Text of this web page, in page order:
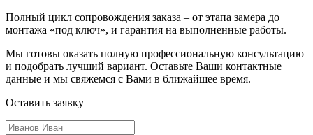
Полный цикл сопровождения заказа – от этапа замера до
монтажа «под ключ», и гарантия на выполненные работы.
Мы готовы оказать полную профессиональную консультацию
и подобрать лучший вариант. Оставьте Ваши контактные
данные и мы свяжемся с Вами в ближайшее время.
Оставить заявку